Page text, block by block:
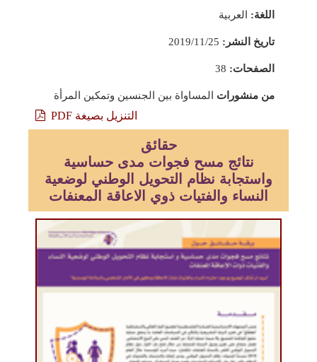
اللغة: العربية
تاريخ النشر:
الصفحات:
من منشورات المساواة بين الجنسين وتمكين المرأة
التنزيل بصيغة PDF
حقائق
نتائج مسح فجوات مدى حساسية
واستجابة نظام التحويل الوطني لوضعية
النساء والفتيات ذوي الاعاقة المعنفات